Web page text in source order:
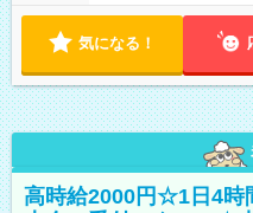
気になる！
高時給2000円☆1日4時